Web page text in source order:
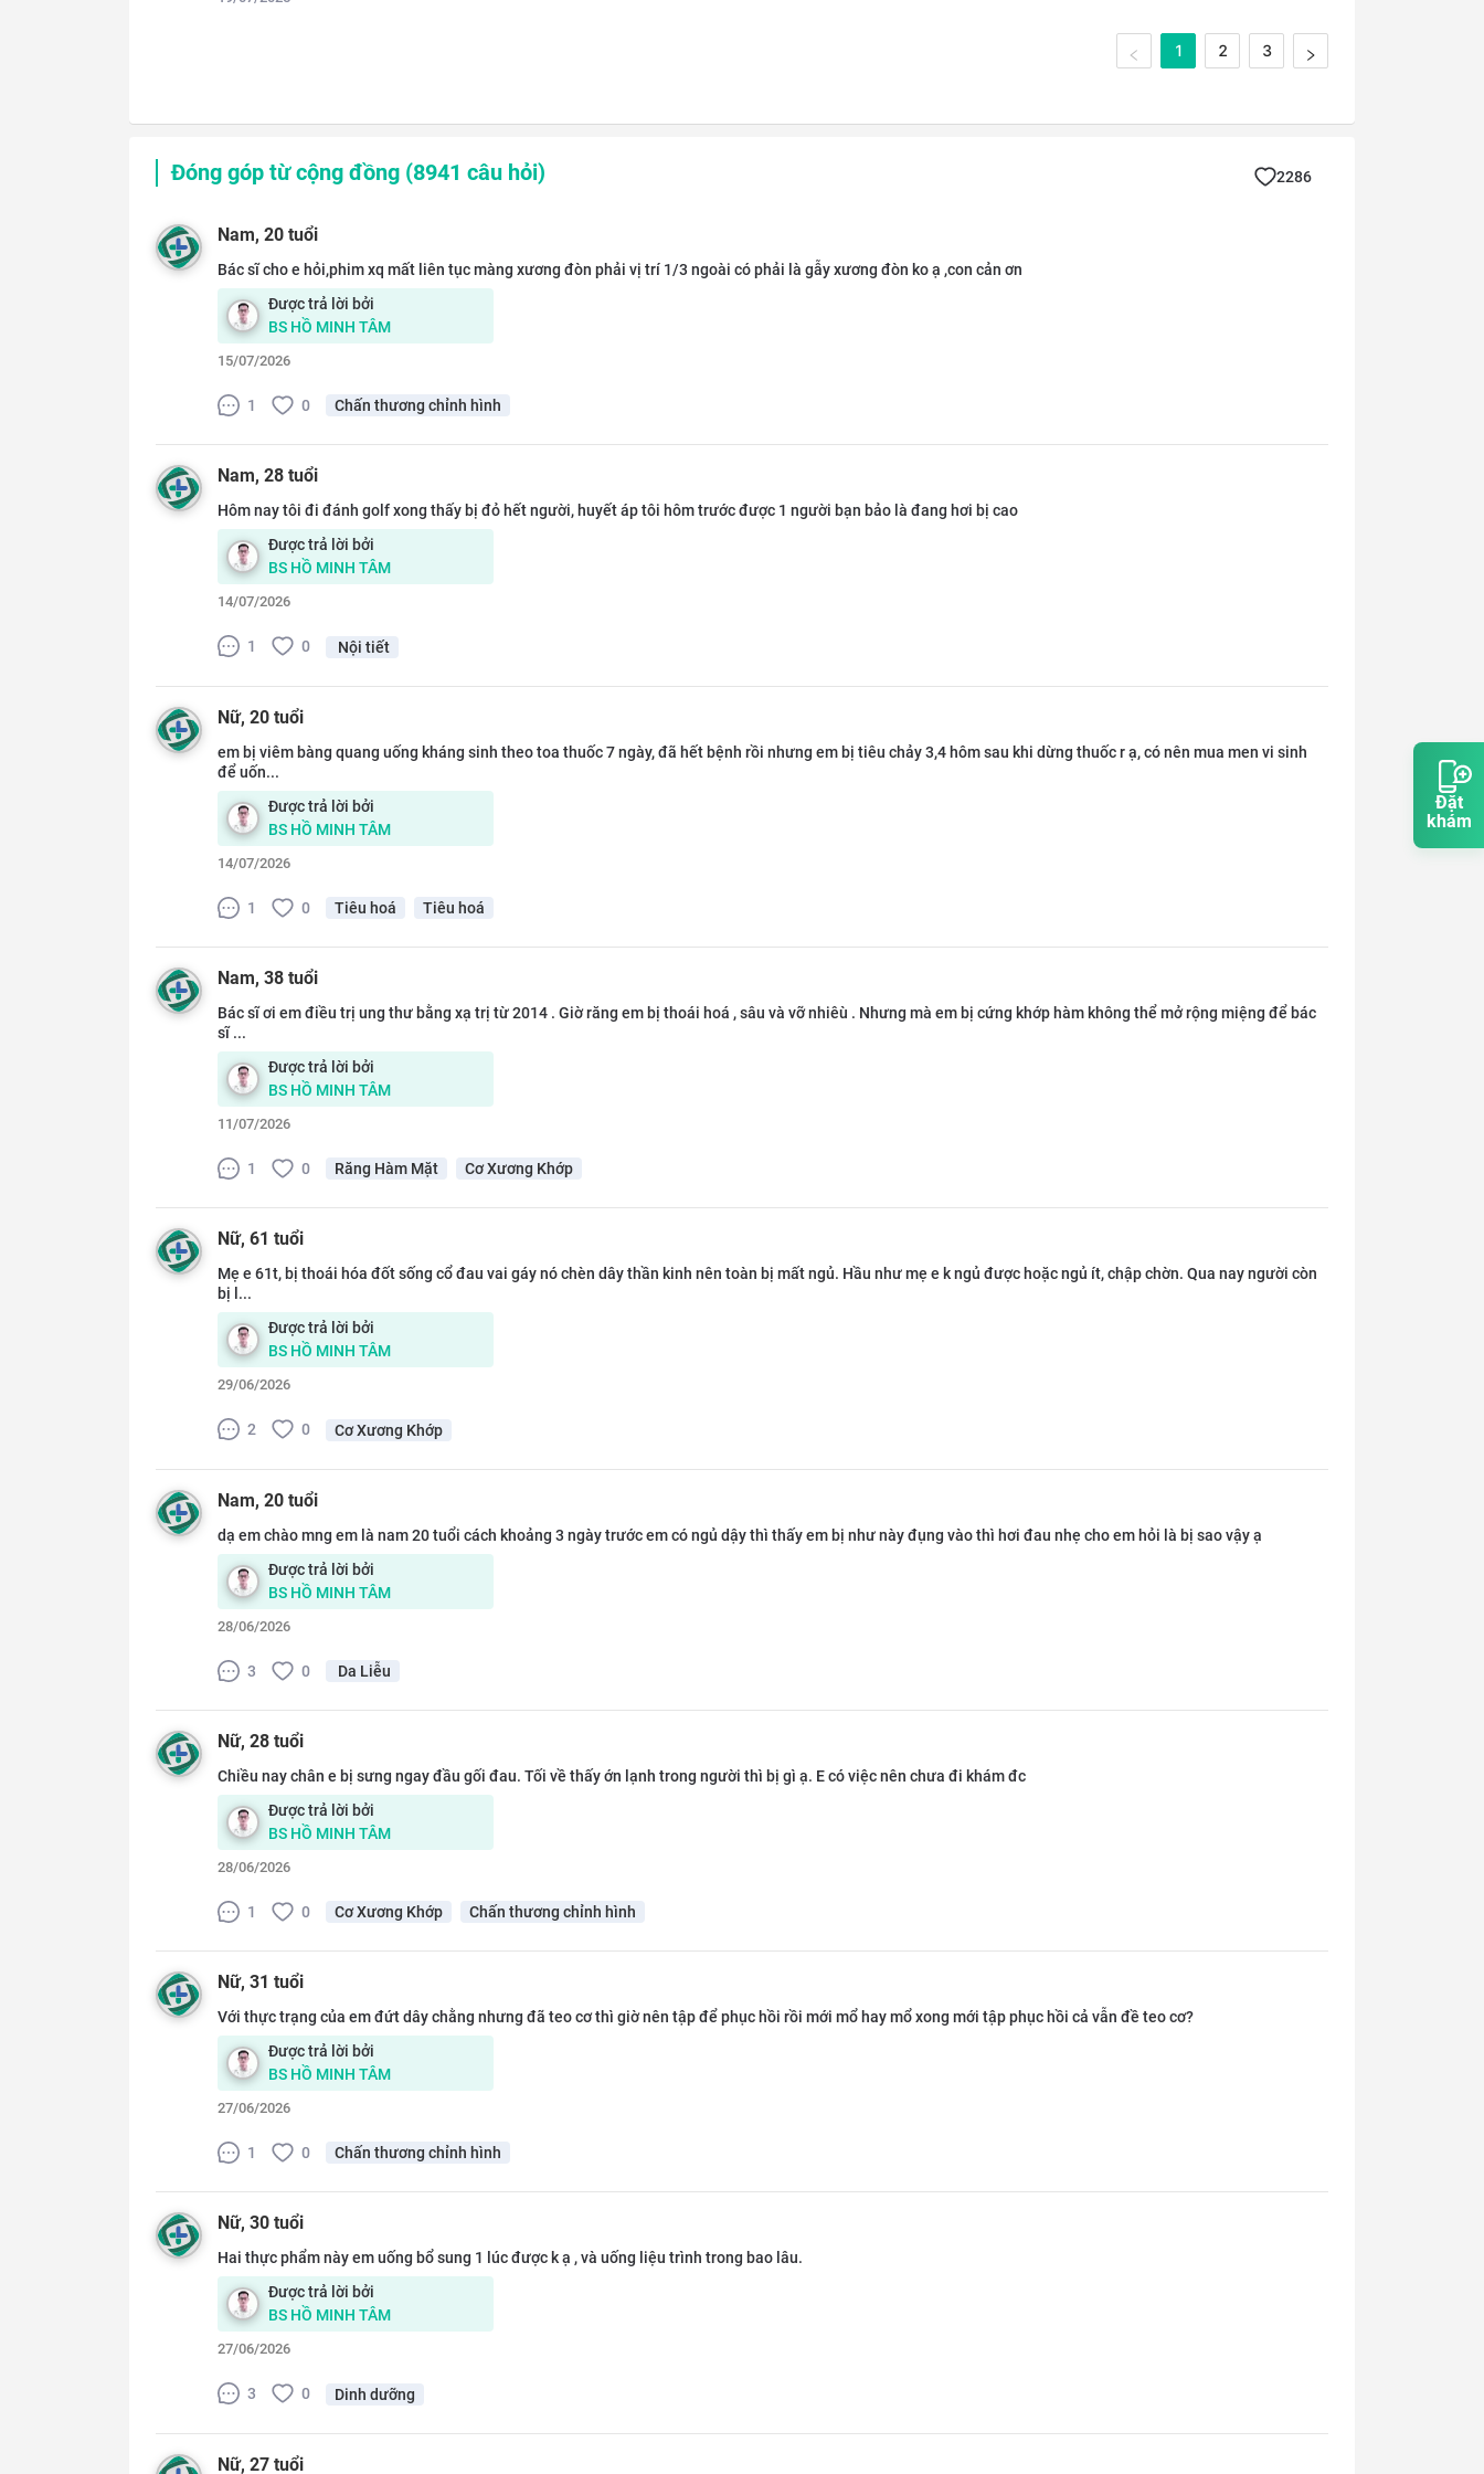
Đặt
khám
1 2 3
Đóng góp từ cộng đồng (8941 câu hỏi) 2286
Nam, 20 tuổi
Bác sĩ cho e hỏi,phim xq mất liên tục màng xương đòn phải vị trí 1/3 ngoài có phải là gẫy xương đòn ko ạ ,con cản ơn
Được trả lời bởi
BS HỒ MINH TÂM
15/07/2026
1 0 Chấn thương chỉnh hình
Nam, 28 tuổi
Hôm nay tôi đi đánh golf xong thấy bị đỏ hết người, huyết áp tôi hôm trước được 1 người bạn bảo là đang hơi bị cao
Được trả lời bởi
BS HỒ MINH TÂM
14/07/2026
1 0 Nội tiết
Nữ, 20 tuổi
em bị viêm bàng quang uống kháng sinh theo toa thuốc 7 ngày, đã hết bệnh rồi nhưng em bị tiêu chảy 3,4 hôm sau khi dừng thuốc r ạ, có nên mua men vi sinh
để uốn...
Được trả lời bởi
BS HỒ MINH TÂM
14/07/2026
1 0 Tiêu hoá Tiêu hoá
Nam, 38 tuổi
Bác sĩ ơi em điều trị ung thư bằng xạ trị từ 2014 . Giờ răng em bị thoái hoá , sâu và vỡ nhiêù . Nhưng mà em bị cứng khớp hàm không thể mở rộng miệng để bác
sĩ ...
Được trả lời bởi
BS HỒ MINH TÂM
11/07/2026
1 0 Răng Hàm Mặt Cơ Xương Khớp
Nữ, 61 tuổi
Mẹ e 61t, bị thoái hóa đốt sống cổ đau vai gáy nó chèn dây thần kinh nên toàn bị mất ngủ. Hầu như mẹ e k ngủ được hoặc ngủ ít, chập chờn. Qua nay người còn
bị l...
Được trả lời bởi
BS HỒ MINH TÂM
29/06/2026
2 0 Cơ Xương Khớp
Nam, 20 tuổi
dạ em chào mng em là nam 20 tuổi cách khoảng 3 ngày trước em có ngủ dậy thì thấy em bị như này đụng vào thì hơi đau nhẹ cho em hỏi là bị sao vậy ạ
Được trả lời bởi
BS HỒ MINH TÂM
28/06/2026
3 0 Da Liễu
Nữ, 28 tuổi
Chiều nay chân e bị sưng ngay đầu gối đau. Tối về thấy ớn lạnh trong người thì bị gì ạ. E có việc nên chưa đi khám đc
Được trả lời bởi
BS HỒ MINH TÂM
28/06/2026
1 0 Cơ Xương Khớp Chấn thương chỉnh hình
Nữ, 31 tuổi
Với thực trạng của em đứt dây chằng nhưng đã teo cơ thì giờ nên tập để phục hồi rồi mới mổ hay mổ xong mới tập phục hồi cả vẫn đề teo cơ?
Được trả lời bởi
BS HỒ MINH TÂM
27/06/2026
1 0 Chấn thương chỉnh hình
Nữ, 30 tuổi
Hai thực phẩm này em uống bổ sung 1 lúc được k ạ , và uống liệu trình trong bao lâu.
Được trả lời bởi
BS HỒ MINH TÂM
27/06/2026
3 0 Dinh dưỡng
Nữ, 27 tuổi